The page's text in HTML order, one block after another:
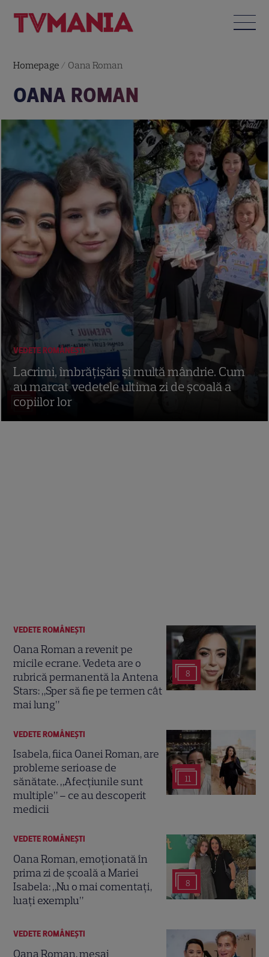
Homepage / Oana Roman
OANA ROMAN
8
VEDETE ROMÂNEŞTI
Oana Roman a revenit pe
micile ecrane. Vedeta are o
rubrică permanentă la Antena
Stars: „Sper să fie pe termen cât
mai lung”
11
VEDETE ROMÂNEŞTI
Isabela, fiica Oanei Roman, are
probleme serioase de
sănătate. „Afecțiunile sunt
multiple” – ce au descoperit
medicii
8
VEDETE ROMÂNEŞTI
Oana Roman, emoționată în
prima zi de școală a Mariei
Isabela: „Nu o mai comentați,
luați exemplu”
VEDETE ROMÂNEŞTI
Oana Roman, mesaj
13
VEDETE ROMÂNEŞTI
Lacrimi, îmbrățișări și multă mândrie. Cum
au marcat vedetele ultima zi de școală a
copiilor lor